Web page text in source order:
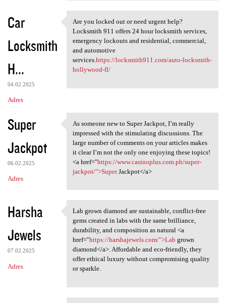
Car
Locksmith
H...
04.02.2025
Adres
Are you locked out or need
Are you locked out or need urgent help?
Locksmith 911 offers 24 hour locksmith services,
emergency lockouts and residential, commercial,
and automotive
services.https://locksmith911.com/auto-locksmith-
hollywood-fl/
Super
Jackpot
06.02.2025
Adres
As someone new to Super
As someone new to Super Jackpot, I’m really
impressed with the stimulating discussions. The
large number of comments on your articles makes
it clear I’m not the only one enjoying these topics!
<a href="https://www.casinoplus.com.ph/super-
jackpot/">SuperJackpot</a>
Harsha
Jewels
07.02.2025
Adres
Lab grown diamond are
Lab grown diamond are sustainable, conflict-free
gems created in labs with the same brilliance,
durability, and composition as natural <a
href="https://harshajewels.com/">Lab grown
diamond</a>. Affordable and eco-friendly, they
offer ethical luxury without compromising quality
or sparkle.